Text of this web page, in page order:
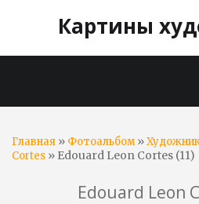
Картины
Главная » Фотоальбом»
Cortes » Edouard Leon Cortes (11)
Edouard Leon